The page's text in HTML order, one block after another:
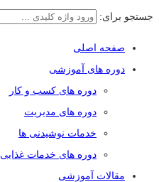
جستجو برای:
صفحه اصلی
دوره های آموزشی
دوره های کسب و کار
دوره های مدیریت
خدمات نوشیدنی ها
دوره های خدمات غذایی
مقالات آموزشی